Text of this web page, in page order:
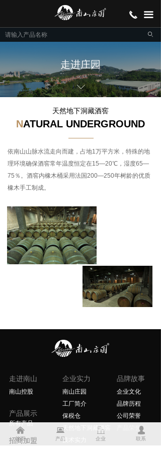
끀
走进南山
产品展示
品牌故事
联系我们
끅
ꄙ
ꀅ
走进庄园
依南山山脉水流走向而建，占地1万平方米，特殊的地
理环境确保酒窖常年温度恒定在15—20℃，湿度65—
75％。酒窖内橡木桶采用法国200—250年树龄的优质
橡木手工制成。
낀
首页
뀵
产品
ꀶ
企业
넙
联系
天然地下洞藏酒窖
NATURAL UNDERGROUND
走进南山
南山控股
企业实力
南山庄园
工厂简介
保税仓
天然地下洞藏酒窖
技术实力
产品展示
所有产品
招商加盟
品牌故事
企业文化
品牌历程
公司荣誉
产品荣誉